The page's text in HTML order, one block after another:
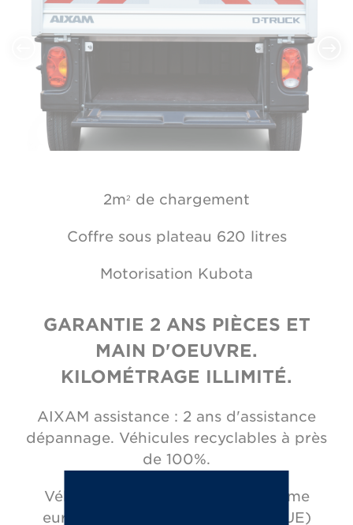
2m2 de chargement
Coffre sous plateau 620 litres
Motorisation Kubota
GARANTIE 2 ANS PIÈCES ET
MAIN D'OEUVRE.
KILOMÉTRAGE ILLIMITÉ.
AIXAM assistance : 2 ans d'assistance
dépannage. Véhicules recyclables à près
de 100%.
Véhicule homologué selon la norme
européenne (directive 168/2013 UE)